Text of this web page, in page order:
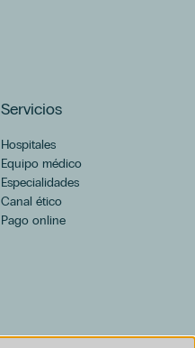
Servicios
Hospitales
Equipo médico
Especialidades
Canal ético
Pago online